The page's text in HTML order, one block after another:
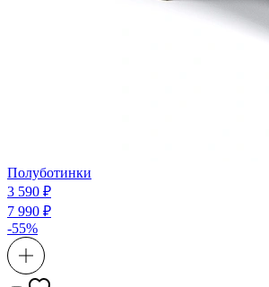
Полуботинки
3 590 ₽
7 990 ₽
-55%